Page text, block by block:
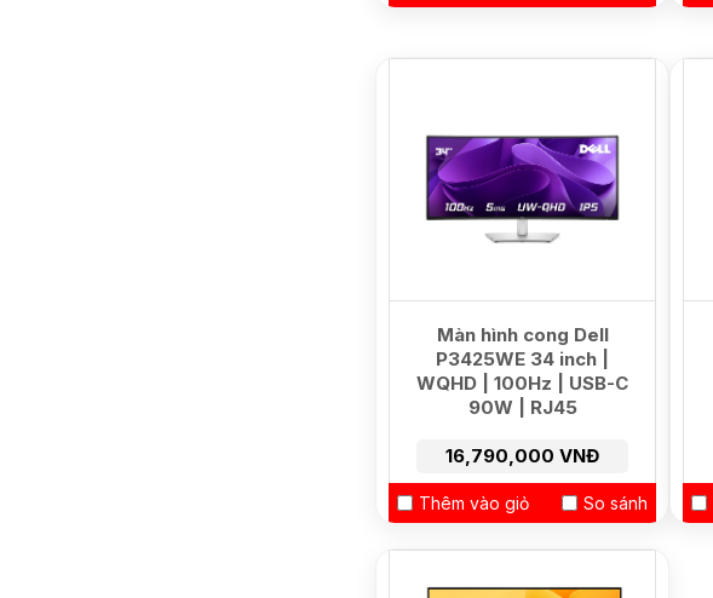
Màn hình cong Dell
P3425WE 34 inch |
WQHD | 100Hz | USB-C
90W | RJ45
16,790,000 VNĐ
Thêm vào giỏ So sánh